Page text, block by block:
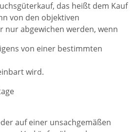
das heißt dem Kauf
von den objektiven
abgewichen werden, wenn
von einer bestimmten
wird.
auf einer unsachgemäßen